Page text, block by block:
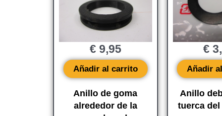
Anillo de goma
alrededor de la
€9,95
Añadir al carrito
Anillo
tuerca
€
Añadir